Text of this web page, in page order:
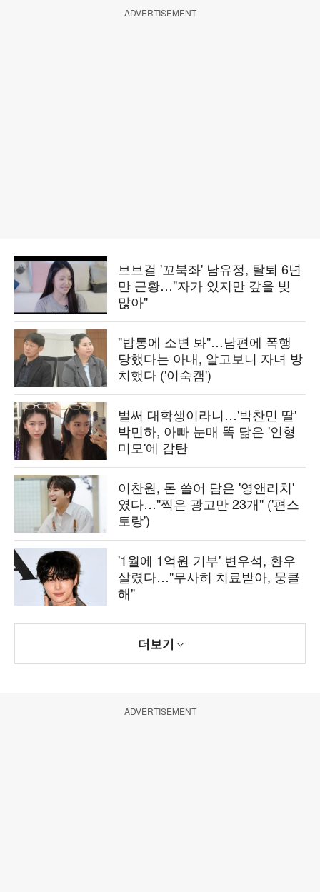
ADVERTISEMENT
브브걸 '꼬북좌' 남유정, 탈퇴 6년
만 근황…"자가 있지만 갚을 빚
많아"
"밥통에 소변 봐"…남편에 폭행
당했다는 아내, 알고보니 자녀 방
치했다 ('이숙캠')
벌써 대학생이라니…'박찬민 딸'
박민하, 아빠 눈매 똑 닮은 '인형
미모'에 감탄
이찬원, 돈 쓸어 담은 '영앤리치'
였다…"찍은 광고만 23개" ('편스
토랑')
'1월에 1억원 기부' 변우석, 환우
살렸다…"무사히 치료받아, 뭉클
해"
더보기
ADVERTISEMENT